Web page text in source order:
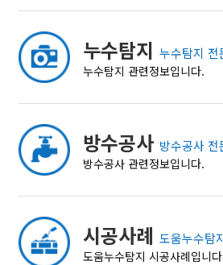
누수탐지 누수탐지 전
누수탐지 관련정보입니다.
방수공사 방수공사 전
방수공사 관련정보입니다.
시공사례 도움누수탐
도움누수탐지 시공사례입니